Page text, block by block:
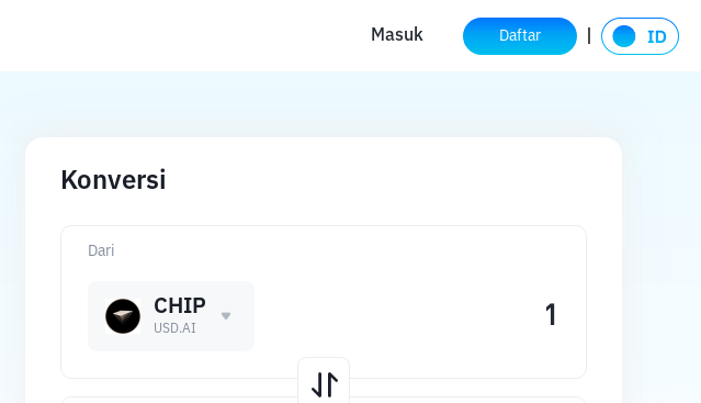
Masuk Daftar
Konversi
Dari
CHIP
USD.AI